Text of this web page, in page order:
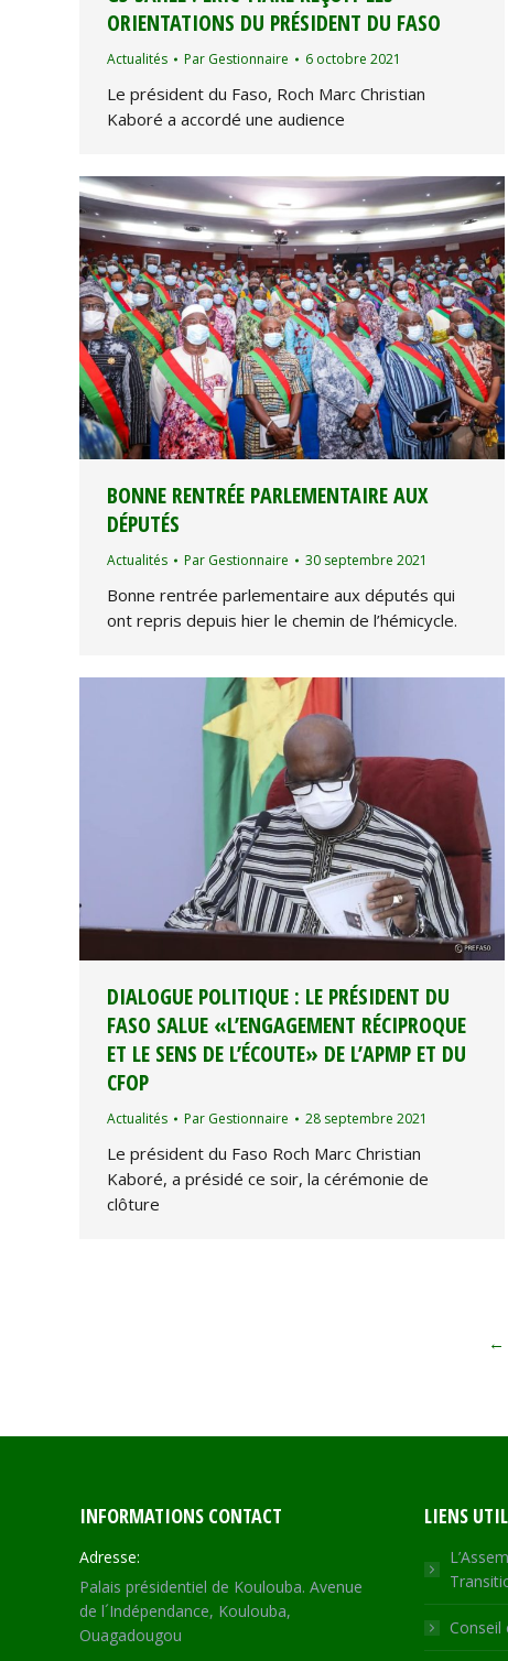
ORIENTATIONS DU PRÉSIDENT DU FASO
Actualités Par Gestionnaire 6 octobre 2021
Le président du Faso, Roch Marc Christian
Kaboré a accordé une audience
BONNE RENTRÉE PARLEMENTAIRE AUX
DÉPUTÉS
Actualités Par Gestionnaire 30 septembre 2021
Bonne rentrée parlementaire aux députés qui
ont repris depuis hier le chemin de l’hémicycle.
DIALOGUE POLITIQUE : LE PRÉSIDENT DU
FASO SALUE «L’ENGAGEMENT RÉCIPROQUE
ET LE SENS DE L’ÉCOUTE» DE L’APMP ET DU
CFOP
Actualités Par Gestionnaire 28 septembre 2021
Le président du Faso Roch Marc Christian
Kaboré, a présidé ce soir, la cérémonie de
clôture
←
INFORMATIONS CONTACT
Adresse:
Palais présidentiel de Koulouba. Avenue
de l´Indépendance, Koulouba,
Ouagadougou
LIENS
Conseil